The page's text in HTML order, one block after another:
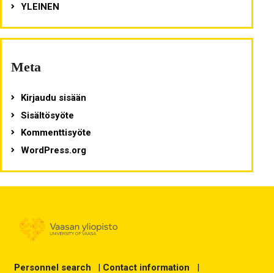
YLEINEN
Meta
Kirjaudu sisään
Sisältösyöte
Kommenttisyöte
WordPress.org
Personnel search | Contact information |